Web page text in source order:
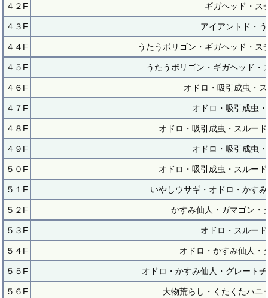
４２F ギガヘッド・ス
４３F アイアントド・
４４F うたうポリゴン・ギガヘッド・
４５F うたうポリゴン・ギガヘッド
４６F オドロ・吸引成虫・
４７F オドロ・吸引成虫
４８F オドロ・吸引成虫・スルー
４９F オドロ・吸引成虫
５０F オドロ・吸引成虫・スルー
５１F いやしウサギ・オドロ・かす
５２F かすみ仙人・ガマゴン・
５３F オドロ・スルー
５４F オドロ・かすみ仙人・
５５F オドロ・かすみ仙人・グレート
５６F 大物荒らし・くたくたハニ